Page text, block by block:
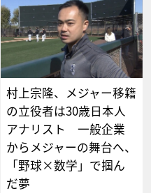
村上宗隆、メジャー移籍
の立役者は30歳日本人
アナリスト 一般企業
からメジャーの舞台へ、
「野球×数学」で掴ん
だ夢